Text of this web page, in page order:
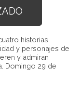
cuatro historias
y personajes de
y admiran
Domingo 29 de